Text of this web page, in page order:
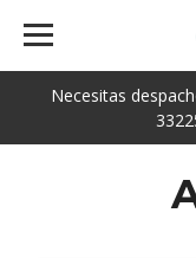
Necesitas